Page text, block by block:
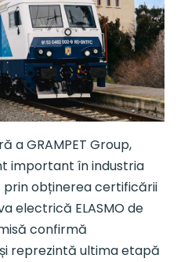
a GRAMPET Group,
important în industria
obținerea certificării
electrică ELASMO de
confirmă
reprezintă ultima etapă